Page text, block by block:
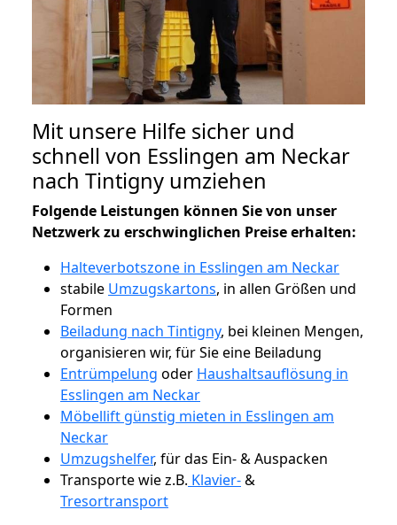
Mit unsere Hilfe sicher und
schnell von Esslingen am Neckar
nach Tintigny umziehen
Folgende Leistungen können Sie von unser
Netzwerk zu erschwinglichen Preise erhalten:
Halteverbotszone in Esslingen am Neckar
stabile Umzugskartons, in allen Größen und
Formen
Beiladung nach Tintigny, bei kleinen Mengen,
organisieren wir, für Sie eine Beiladung
Entrümpelung oder Haushaltsauflösung in
Esslingen am Neckar
Möbellift günstig mieten in Esslingen am
Neckar
Umzugshelfer, für das Ein- & Auspacken
Transporte wie z.B. Klavier-&
Tresortransport